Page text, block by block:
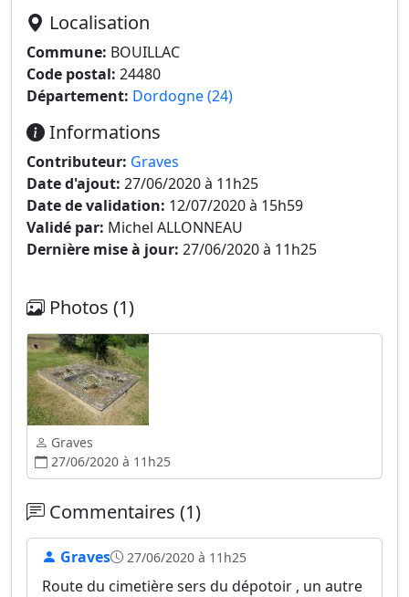
Localisation
Commune: BOUILLAC
Code postal: 24480
Département: Dordogne (24)
Informations
Contributeur: Graves
Date d'ajout: 27/06/2020 à 11h25
Date de validation: 12/07/2020 à 15h59
Validé par: Michel ALLONNEAU
Dernière mise à jour: 27/06/2020 à 11h25
Photos (1)
Graves
27/06/2020 à 11h25
Commentaires (1)
Graves 27/06/2020 à 11h25
Route du cimetière sers du dépotoir , un autre